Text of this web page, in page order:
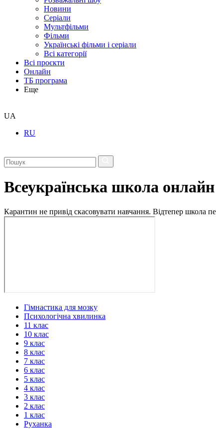
Новини
Серіали
Мультфільми
Фільми
Українські фільми і серіали
Всі категорії
Всі проєкти
Онлайн
ТБ програма
Еще
UA
RU
Всеукраїнська школа онлайн
Карантин не привід скасовувати навчання. Відтепер школа
Гімнастика для мозку
Психологічна хвилинка
11 клас
10 клас
9 клас
8 клас
7 клас
6 клас
5 клас
4 клас
3 клас
2 клас
1 клас
Руханка